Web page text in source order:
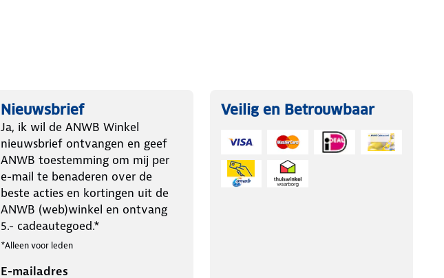
Nieuwsbrief
Ja, ik wil de ANWB Winkel
nieuwsbrief ontvangen en geef
ANWB toestemming om mij per
e-mail te benaderen over de
beste acties en kortingen uit de
ANWB (web)winkel en ontvang
5.- cadeautegoed.*
*Alleen voor leden
E-mailadres
Veilig en Betrouwbaar